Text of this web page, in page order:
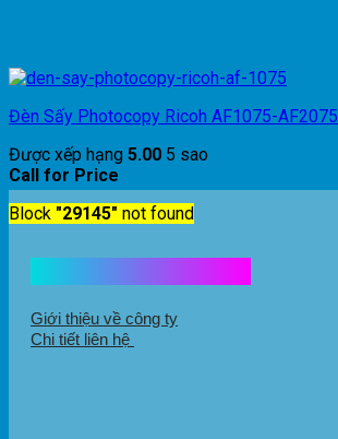
Đèn Sấy Photocopy Ricoh AF1075-AF2075
Được xếp hạng 5.00 5 sao
Call for Price
Block "29145" not found
Giới thiệu về công ty
Chi tiết liên hệ